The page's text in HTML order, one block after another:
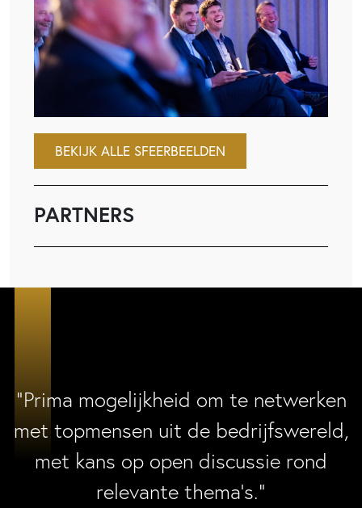
BEKIJK ALLE SFEERBEELDEN
PARTNERS
“Prima mogelijkheid om te netwerken
met topmensen uit de bedrijfswereld,
met kans op open discussie rond
relevante thema’s.”